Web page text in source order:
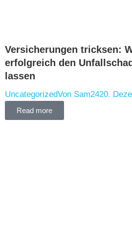
Versicherungen tricksen:
erfolgreich den
lassen
UncategorizedVon Sam2420.
Read more